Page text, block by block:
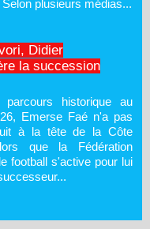
plusieurs médias...
Didier
la succession
parcours historique au
Emerse Faé n'a pas
à la tête de la Côte
que la Fédération
football s'active pour lui